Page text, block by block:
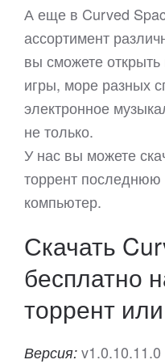
А еще в Curved
ассортимент
вы сможете
игры, море разных
электронное
не только.
У нас вы можете
торрент
компьютер.
Скачать
бесплатно
торрент
Версия: